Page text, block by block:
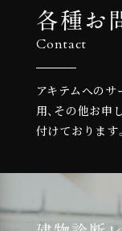
各種お
Contact
アキテムへのサ
用、その他お申
付けております。